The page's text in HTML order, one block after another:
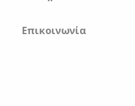
Επικοινωνία